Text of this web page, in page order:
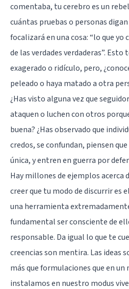
comentaba, tu cerebro es un
cuántas pruebas o personas
focalizará en una cosa: “lo que yo
de las verdades verdaderas”. Esto
exagerado o ridículo, pero,
peleado o haya matado a otra
¿Has visto alguna vez que
ataquen o luchen con otros
buena? ¿Has observado que
credos, se confundan, piensen
única, y entren en guerra por
Hay millones de ejemplos acerca
creer que tu modo de discurrir es
una herramienta
fundamental ser consciente de
responsable. Da igual lo que te
creencias son mentira. Las ideas
más que formulaciones que en
instalamos en nuestro modus